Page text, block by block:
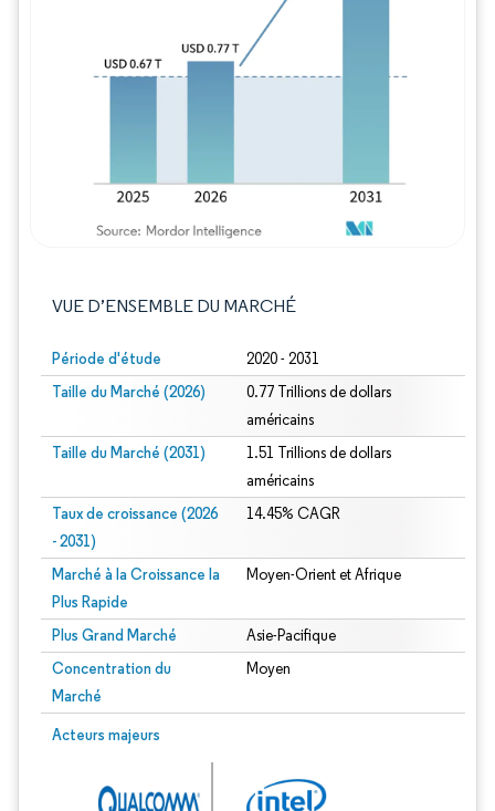
VUE D’ENSEMBLE DU MARCHÉ
Période d'étude 2020 - 2031
Taille du Marché (2026)
0.77 Trillions de dollars
américains
Taille du Marché (2031)
1.51 Trillions de dollars
américains
Taux de croissance (2026
- 2031)
14.45% CAGR
Marché à la Croissance la
Plus Rapide
Moyen-Orient et Afrique
Plus Grand Marché Asie-Pacifique
Concentration du
Marché
Moyen
Acteurs majeurs
Image © Mordor Intelligence. La réutilisation nécessite une attribution sous CC
Image © Mordor Intelligence. La